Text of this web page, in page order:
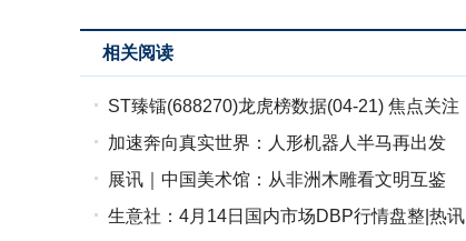
相关阅读
ST臻镭(688270)龙虎榜数据(04-21) 焦点关注
加速奔向真实世界：人形机器人半马再出发
展讯｜中国美术馆：从非洲木雕看文明互鉴
生意社：4月14日国内市场DBP行情盘整|热讯